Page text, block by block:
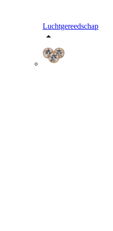
Luchtgereedschap